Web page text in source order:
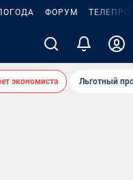
ФОРУМ
экономиста Льготный